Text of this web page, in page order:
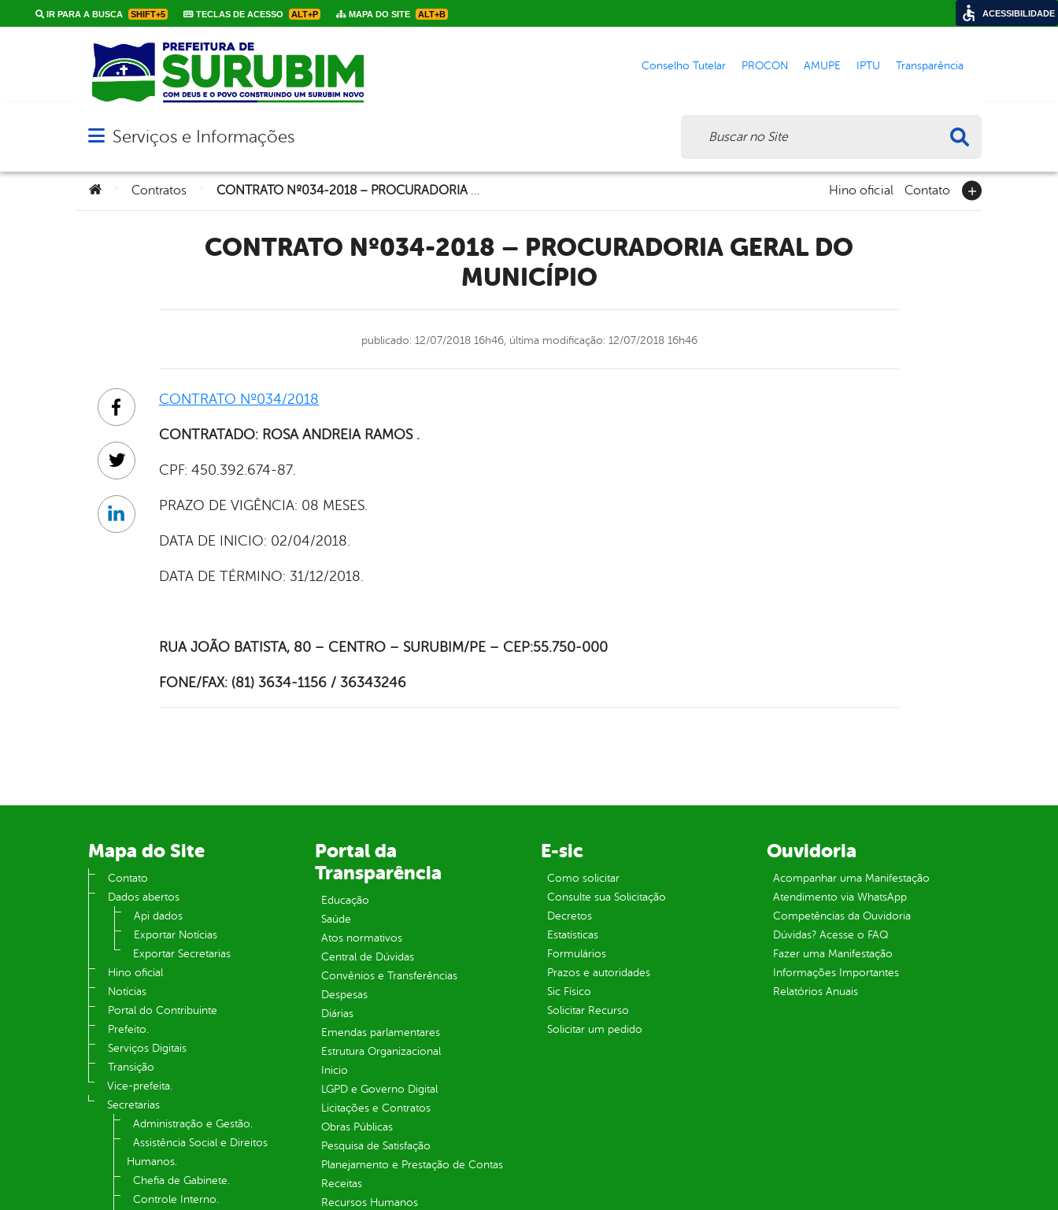
IR PARA A BUSCA SHIFT+5 TECLAS DE ACESSO ALT+P MAPA DO SITE ALT+B
Conselho Tutelar PROCON AMUPE IPTU Transparência
Abrir menu principal de navegação
Serviços e Informações
Você está aqui:
Contratos CONTRATO Nº034-2018 – PROCURADORIA GERAL DO MUNICÍPIO Hino oficial Contato
CONTRATO Nº034-2018 – PROCURADORIA GERAL DO
MUNICÍPIO
publicado: 12/07/2018 16h46, última modificação: 12/07/2018 16h46
CONTRATO Nº034/2018
CONTRATADO: ROSA ANDREIA RAMOS .
CPF: 450.392.674-87.
PRAZO DE VIGÊNCIA: 08 MESES.
DATA DE INICIO: 02/04/2018.
DATA DE TÉRMINO: 31/12/2018.
RUA JOÃO BATISTA, 80 – CENTRO – SURUBIM/PE – CEP:55.750-000
FONE/FAX: (81) 3634-1156 / 36343246
Facebook
Twitter
Linkedin
Mapa do Site
Contato
Dados abertos
Api dados
Exportar Notícias
Exportar Secretarias
Hino oficial
Notícias
Portal do Contribuinte
Prefeito.
Serviços Digitais
Transição
Vice-prefeita.
Secretarias
Administração e Gestão.
Assistência Social e Direitos
Humanos.
Chefia de Gabinete.
Controle Interno.
Portal da
Transparência
Educação
Saúde
Atos normativos
Central de Dúvidas
Convênios e Transferências
Despesas
Diárias
Emendas parlamentares
Estrutura Organizacional
Inicio
LGPD e Governo Digital
Licitações e Contratos
Obras Públicas
Pesquisa de Satisfação
Planejamento e Prestação de Contas
Receitas
Recursos Humanos
E-sic
Como solicitar
Consulte sua Solicitação
Decretos
Estatísticas
Formulários
Prazos e autoridades
Sic Físico
Solicitar Recurso
Solicitar um pedido
Ouvidoria
Acompanhar uma Manifestação
Atendimento via WhatsApp
Competências da Ouvidoria
Dúvidas? Acesse o FAQ
Fazer uma Manifestação
Informações Importantes
Relatórios Anuais
ACESSIBILIDADE